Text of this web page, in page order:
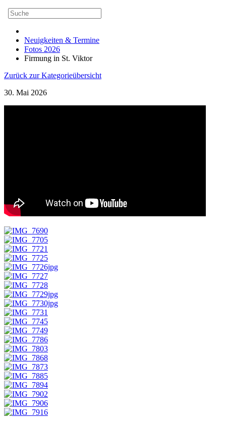
Neuigkeiten & Termine
Fotos 2026
Firmung in St. Viktor
Zurück zur Kategorieübersicht
30. Mai 2026